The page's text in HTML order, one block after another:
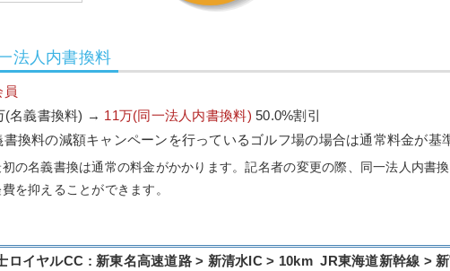
法人内書換料
員
(名義書換料) → 11万(同一法人内書換料) 50.0%割引
書換料の減額キャンペーンを行っているゴルフ場の場合は通常料金が基
の名義書換は通常の料金がかかります。記名者の変更の際、同一法人内書
を抑えることができます。
ロイヤルCC : 新東名高速道路 > 新清水IC > 10km JR東海道新幹線 >